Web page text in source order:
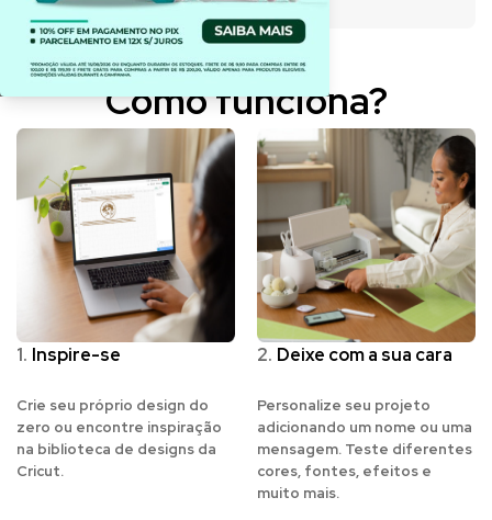
Como funciona?
1. Inspire-se
Crie seu próprio design do
zero ou encontre inspiração
na biblioteca de designs da
Cricut.
2. Deixe com a sua cara
Personalize seu projeto
adicionando um nome ou uma
mensagem. Teste diferentes
cores, fontes, efeitos e
muito mais.